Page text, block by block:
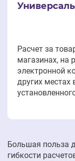
Расчет за
магазинах, на
электронной
других местах
Большая польза
гибкости